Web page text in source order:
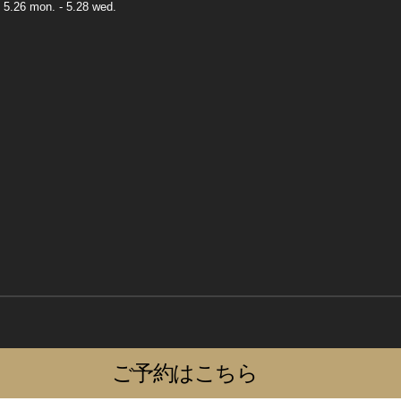
5.26 mon. - 5.28 wed.
ご予約はこちら